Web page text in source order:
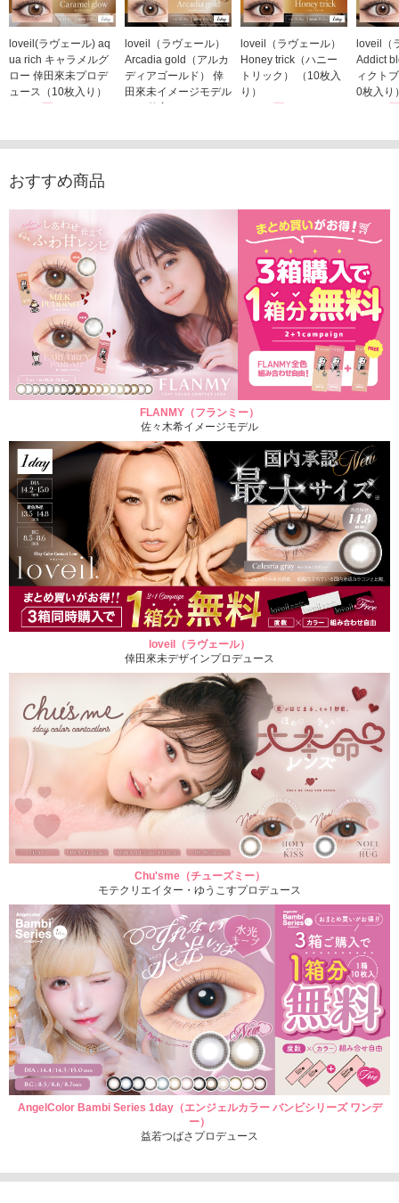
loveil(ラヴェール) aq
ua rich キャラメルグ
ロー 倖田來未プロデ
ュース（10枚入り）
loveil（ラヴェール）
Arcadia gold（アルカ
ディアゴールド） 倖
田來未イメージモデル
loveil（ラヴェール）
Honey trick（ハニー
トリック） （10枚入
り）
loveil（
Addict
ィクト
0枚入り
おすすめ商品
FLANMY（フランミー）
佐々木希イメージモデル
loveil（ラヴェール）
倖田來未デザインプロデュース
Chu'sme（チューズミー）
モテクリエイター・ゆうこすプロデュース
AngelColor Bambi Series 1day（エンジェルカラー バンビシリーズ ワンデ
ー）
益若つばさプロデュース